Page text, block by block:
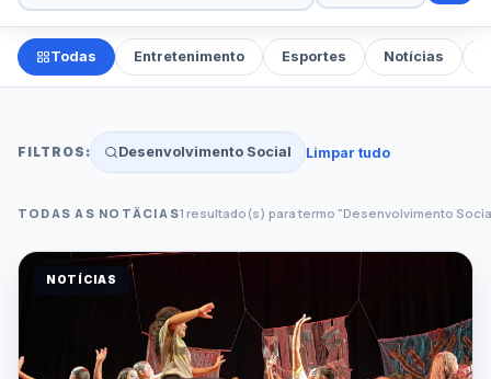
Todas Entretenimento Esportes Notícias
BUSCA POR TERMO
CATEGORIA
Todas as categorias
FILTROS: Desenvolvimento Social Limpar tudo
TODAS AS NOTÃ­CIAS1 resultado(s) para termo "Desenvolvimento
NOTÍCIAS